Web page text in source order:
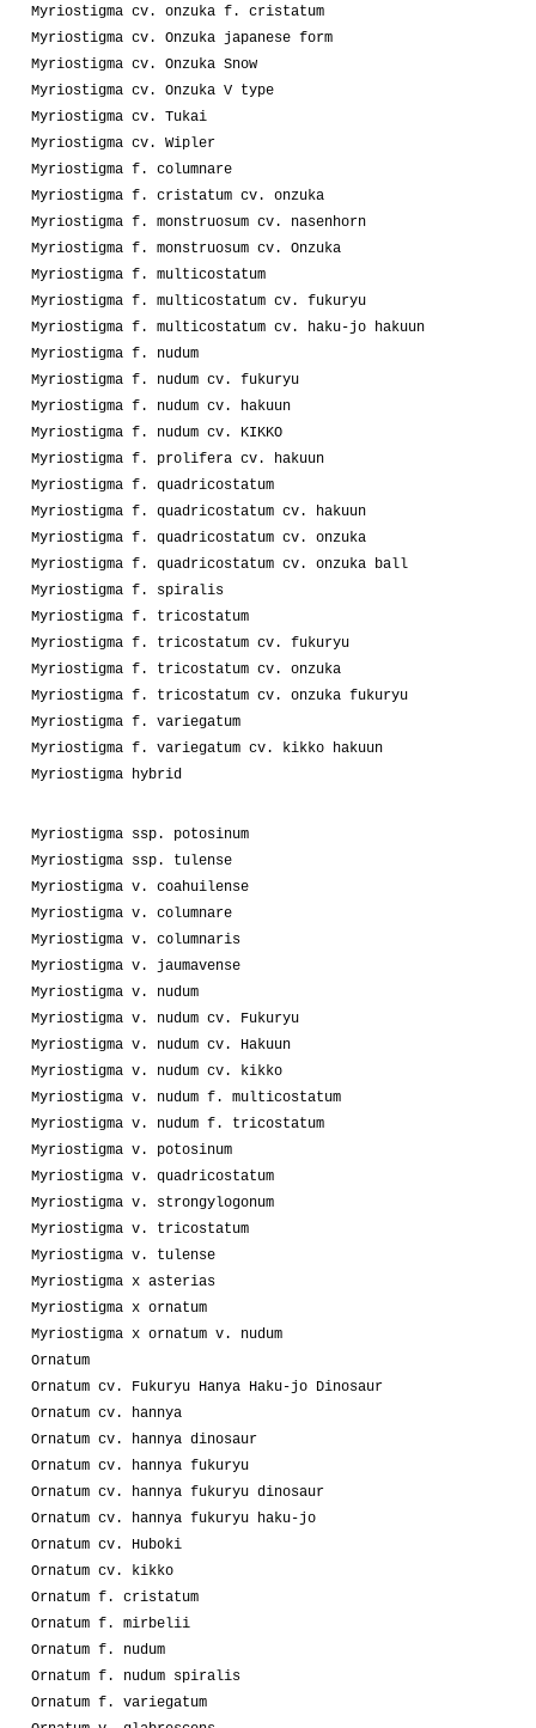
Myriostigma cv. onzuka f. cristatum
Myriostigma cv. Onzuka japanese form
Myriostigma cv. Onzuka Snow
Myriostigma cv. Onzuka V type
Myriostigma cv. Tukai
Myriostigma cv. Wipler
Myriostigma f. columnare
Myriostigma f. cristatum cv. onzuka
Myriostigma f. monstruosum cv. nasenhorn
Myriostigma f. monstruosum cv. Onzuka
Myriostigma f. multicostatum
Myriostigma f. multicostatum cv. fukuryu
Myriostigma f. multicostatum cv. haku-jo hakuun
Myriostigma f. nudum
Myriostigma f. nudum cv. fukuryu
Myriostigma f. nudum cv. hakuun
Myriostigma f. nudum cv. KIKKO
Myriostigma f. prolifera cv. hakuun
Myriostigma f. quadricostatum
Myriostigma f. quadricostatum cv. hakuun
Myriostigma f. quadricostatum cv. onzuka
Myriostigma f. quadricostatum cv. onzuka ball
Myriostigma f. spiralis
Myriostigma f. tricostatum
Myriostigma f. tricostatum cv. fukuryu
Myriostigma f. tricostatum cv. onzuka
Myriostigma f. tricostatum cv. onzuka fukuryu
Myriostigma f. variegatum
Myriostigma f. variegatum cv. kikko hakuun
Myriostigma hybrid
Myriostigma ssp. potosinum
Myriostigma ssp. tulense
Myriostigma v. coahuilense
Myriostigma v. columnare
Myriostigma v. columnaris
Myriostigma v. jaumavense
Myriostigma v. nudum
Myriostigma v. nudum cv. Fukuryu
Myriostigma v. nudum cv. Hakuun
Myriostigma v. nudum cv. kikko
Myriostigma v. nudum f. multicostatum
Myriostigma v. nudum f. tricostatum
Myriostigma v. potosinum
Myriostigma v. quadricostatum
Myriostigma v. strongylogonum
Myriostigma v. tricostatum
Myriostigma v. tulense
Myriostigma x asterias
Myriostigma x ornatum
Myriostigma x ornatum v. nudum
Ornatum
Ornatum cv. Fukuryu Hanya Haku-jo Dinosaur
Ornatum cv. hannya
Ornatum cv. hannya dinosaur
Ornatum cv. hannya fukuryu
Ornatum cv. hannya fukuryu dinosaur
Ornatum cv. hannya fukuryu haku-jo
Ornatum cv. Huboki
Ornatum cv. kikko
Ornatum f. cristatum
Ornatum f. mirbelii
Ornatum f. nudum
Ornatum f. nudum spiralis
Ornatum f. variegatum